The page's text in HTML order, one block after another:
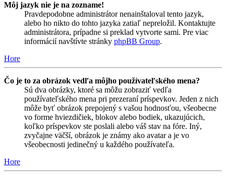
Môj jazyk nie je na zozname!
Pravdepodobne administrátor nenainštaloval tento jazyk,
alebo ho nikto do tohto jazyka zatiaľ nepreložil. Kontaktujte
administrátora, prípadne si preklad vytvorte sami. Pre viac
informácií navštívte stránky phpBB Group.
Hore
Čo je to za obrázok vedľa môjho používateľského mena?
Sú dva obrázky, ktoré sa môžu zobraziť vedľa
používateľského mena pri prezeraní príspevkov. Jeden z nich
môže byť obrázok prepojený s vašou hodnosťou, všeobecne
vo forme hviezdičiek, blokov alebo bodiek, ukazujúcich,
koľko príspevkov ste poslali alebo váš stav na fóre. Iný,
zvyčajne väčší, obrázok je známy ako avatar a je vo
všeobecnosti jedinečný u každého používateľa.
Hore